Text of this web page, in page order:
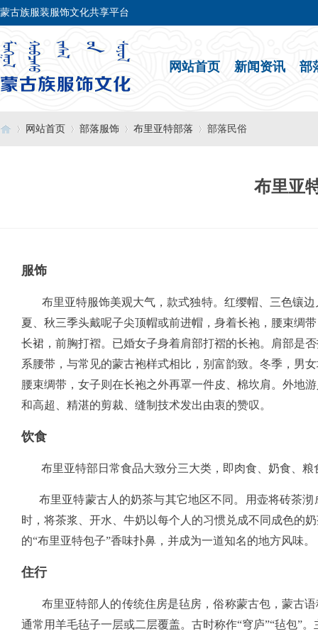
蒙古族服装服饰文化共享平台
网站首页 新闻资讯 部
网站首页 部落服饰 布里亚特部落 部落民俗
布里亚
服饰
布里亚特服饰美观大气，款式独特。红缨帽、三色镶边
夏、秋三季头戴呢子尖顶帽或前进帽，身着长袍，腰束绸
长裙，前胸打褶。已婚女子身着肩部打褶的长袍。肩部是
系腰带，与常见的蒙古袍样式相比，别富韵致。冬季，男
腰束绸带，女子则在长袍之外再罩一件皮、棉坎肩。外地
和高超、精湛的剪裁、缝制技术发出由衷的赞叹。
饮食
布里亚特部日常食品大致分三大类，即肉食、奶食、粮
布里亚特蒙古人的奶茶与其它地区不同。用壶将砖茶沏
时，将茶浆、开水、牛奶以每个人的习惯兑成不同成色的
的“布里亚特包子”香味扑鼻，并成为一道知名的地方风味。
住行
布里亚特部人的传统住房是毡房，俗称蒙古包，蒙古语
通常用羊毛毡子一层或二层覆盖。古时称作“穹庐”“毡包”